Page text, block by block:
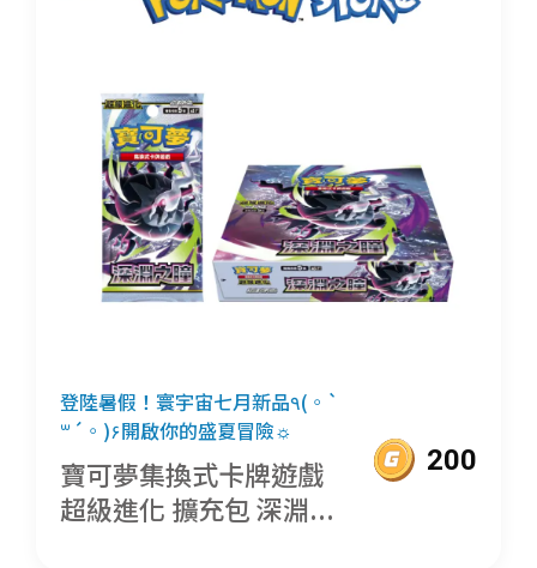
登陸暑假！寰宇宙七月新品٩(◦`
꒳´◦)۶開啟你的盛夏冒險☼
寶可夢集換式卡牌遊戲
超級進化 擴充包 深淵...
200